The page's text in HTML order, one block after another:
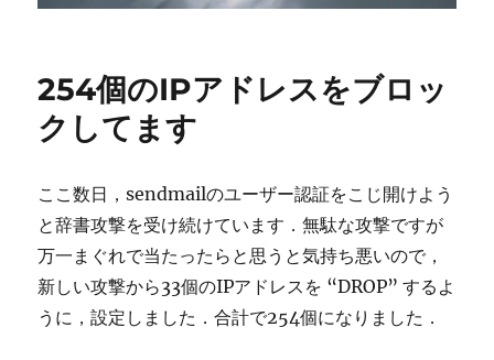
254個のIPアドレスをブロッ
クしてます
ここ数日，sendmailのユーザー認証をこじ開けよう
と辞書攻撃を受け続けています．無駄な攻撃ですが
万一まぐれで当たったらと思うと気持ち悪いので，
新しい攻撃から33個のIPアドレスを “DROP” するよ
うに，設定しました．合計で254個になりました．